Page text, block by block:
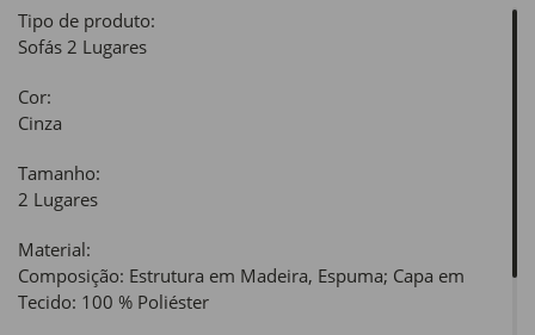
Tipo de produto:
Sofás 2 Lugares
Cor:
Cinza
Tamanho:
2 Lugares
Material:
Composição: Estrutura em Madeira, Espuma; Capa em
Tecido: 100 % Poliéster